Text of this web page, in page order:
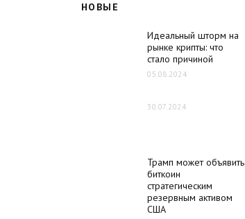
НОВЫЕ
Идеальный шторм на
рынке крипты: что
стало причиной
05.08.2024
30.07.2024
Трамп может объявить
биткоин
стратегическим
резервным активом
США